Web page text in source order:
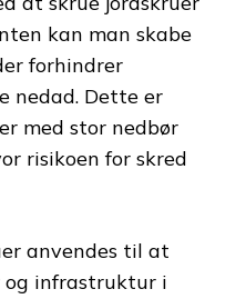
kan man skabe
forhindrer
nedad. Dette er
med stor nedbør
risikoen for skred
anvendes til at
infrastruktur i